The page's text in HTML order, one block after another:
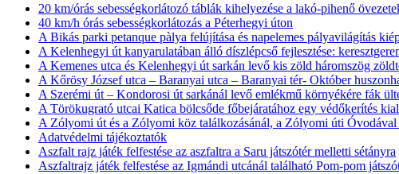
20 km/órás sebességkorlátozó táblák kihelyezése a lakó-pihenő
40 km/h órás sebességkorlátozás a Péterhegyi úton
A Bikás parki petanque pàlya felújítása és napelemes pályavilágítás
A Kelenhegyi út kanyarulatában álló díszlépcső fejlesztése:
A Kemenes utca és Kelenhegyi út sarkán levő kis zöld háromszög
A Kőrösy József utca – Baranyai utca – Baranyai tér- Október
A Szerémi út – Kondorosi út sarkánál levő emlékmű környékére fák
A Törökugrató utcai Katica bölcsőde főbejáratához egy védőkerítés
A Zólyomi út és a Zólyomi köz találkozásánál, a Zólyomi úti Óvodával
Adatvédelmi tájékoztatók
Aszfalt rajz játék felfestése az aszfaltra a Saru játszótér melletti sétányra
Aszfaltrajz játék felfestése az Igmándi utcánál található Pom-pom